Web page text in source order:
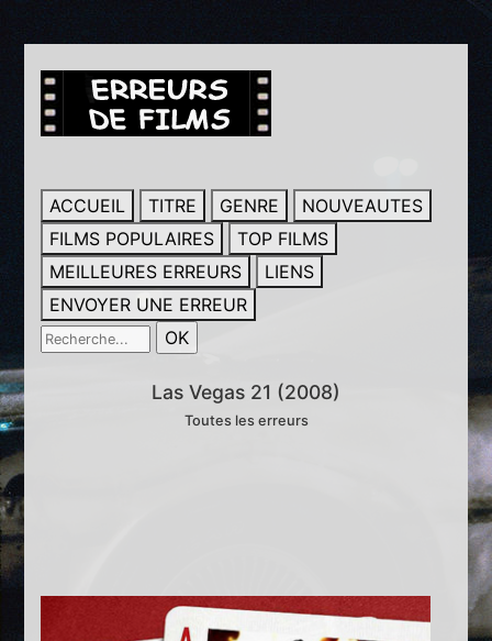
ACCUEIL TITRE GENRE
NOUVEAUTES
FILMS POPULAIRES
TOP FILMS
MEILLEURES ERREURS
LIENS
ENVOYER UNE ERREUR
Las Vegas 21 (2008)
Toutes les erreurs